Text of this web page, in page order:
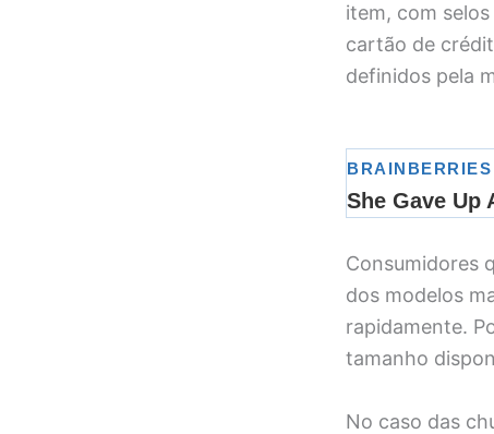
item, com
cartão de
definidos pela
Consumidores
dos modelos
rapidamente.
tamanho
No caso das